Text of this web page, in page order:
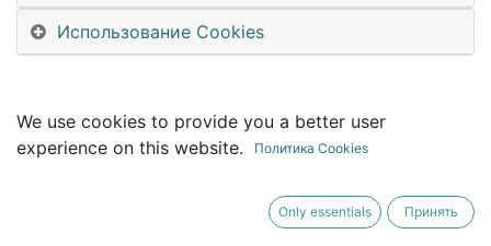
Использование Cookies
We use cookies to provide you a better user
experience on this website.
Политика Cookies
Only essentials Принять